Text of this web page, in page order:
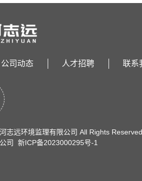
公司动态 人才招聘 联系
远环境监理有限公司 All Rights Reserved.
司
新ICP备2023000295号-1